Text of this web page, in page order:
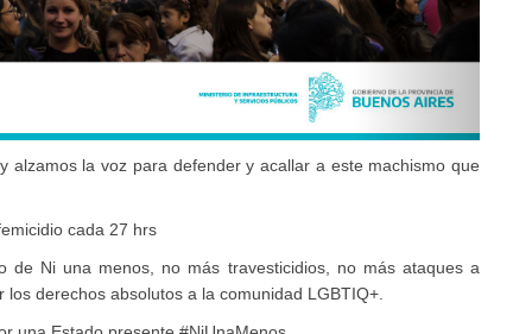
alzamos la voz para defender y acallar a este machismo que
cada 27 hrs
de Ni una menos, no más travesticidios, no más ataques a
derechos absolutos a la comunidad LGBTIQ+.